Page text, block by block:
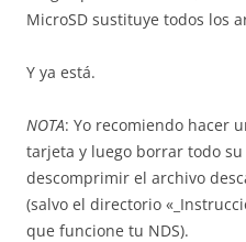
MicroSD sustituye todos los
Y ya está.
NOTA: Yo recomiendo hacer
tarjeta y luego borrar todo
descomprimir el archivo
(salvo el directorio
que funcione tu NDS).